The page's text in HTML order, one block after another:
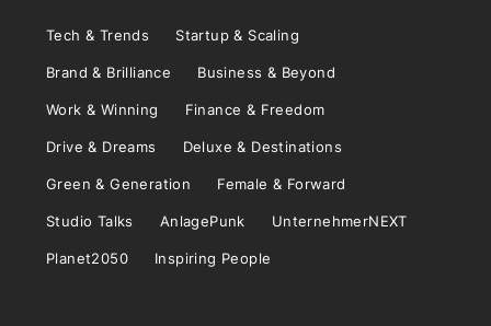
Tech & Trends Startup & Scaling
Brand & Brilliance Business & Beyond
Work & Winning Finance & Freedom
Drive & Dreams Deluxe & Destinations
Green & Generation Female & Forward
Studio Talks AnlagePunk UnternehmerNEXT
Planet2050 Inspiring People